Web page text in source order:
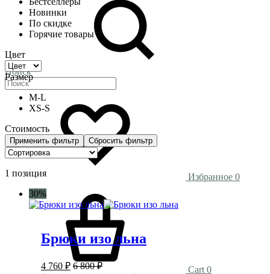
Поиск
Избранное 0
Cart 0
Новинки
По скидке
Горячие товары
Цвет
Размер
M-L
XS-S
Стоимость
Применить фильтр Сбросить фильтр
1 позиция
30%
Брюки изо льна
4 760 ₽ 6 800₽